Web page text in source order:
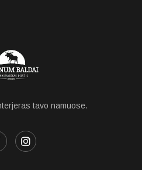
tavo namuose.